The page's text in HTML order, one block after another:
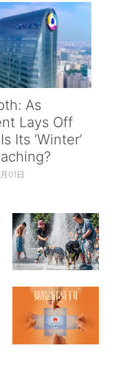
As
Lays Off
Its ‘Winter’
01日